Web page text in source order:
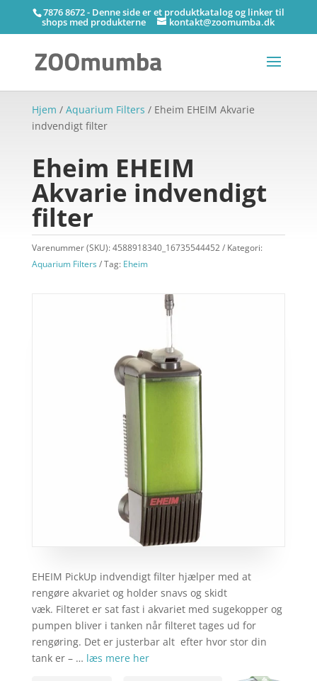
7876 8672 - Denne side er et produktkatalog og linker til
shops med produkterne kontakt@zoomumba.dk
Hjem / Aquarium Filters / Eheim EHEIM Akvarie
indvendigt filter
Eheim EHEIM
Akvarie indvendigt
filter
Varenummer (SKU):4588918340_16735544452
Kategori:
Aquarium Filters
Tag: Eheim
EHEIM PickUp indvendigt filter hjælper med at
rengøre akvariet og holder snavs og skidt
væk. Filteret er sat fast i akvariet med sugekopper og
pumpen bliver i tanken når filteret tages ud for
rengøring. Det er justerbar alt efter hvor stor din
tank er – … læs mere her